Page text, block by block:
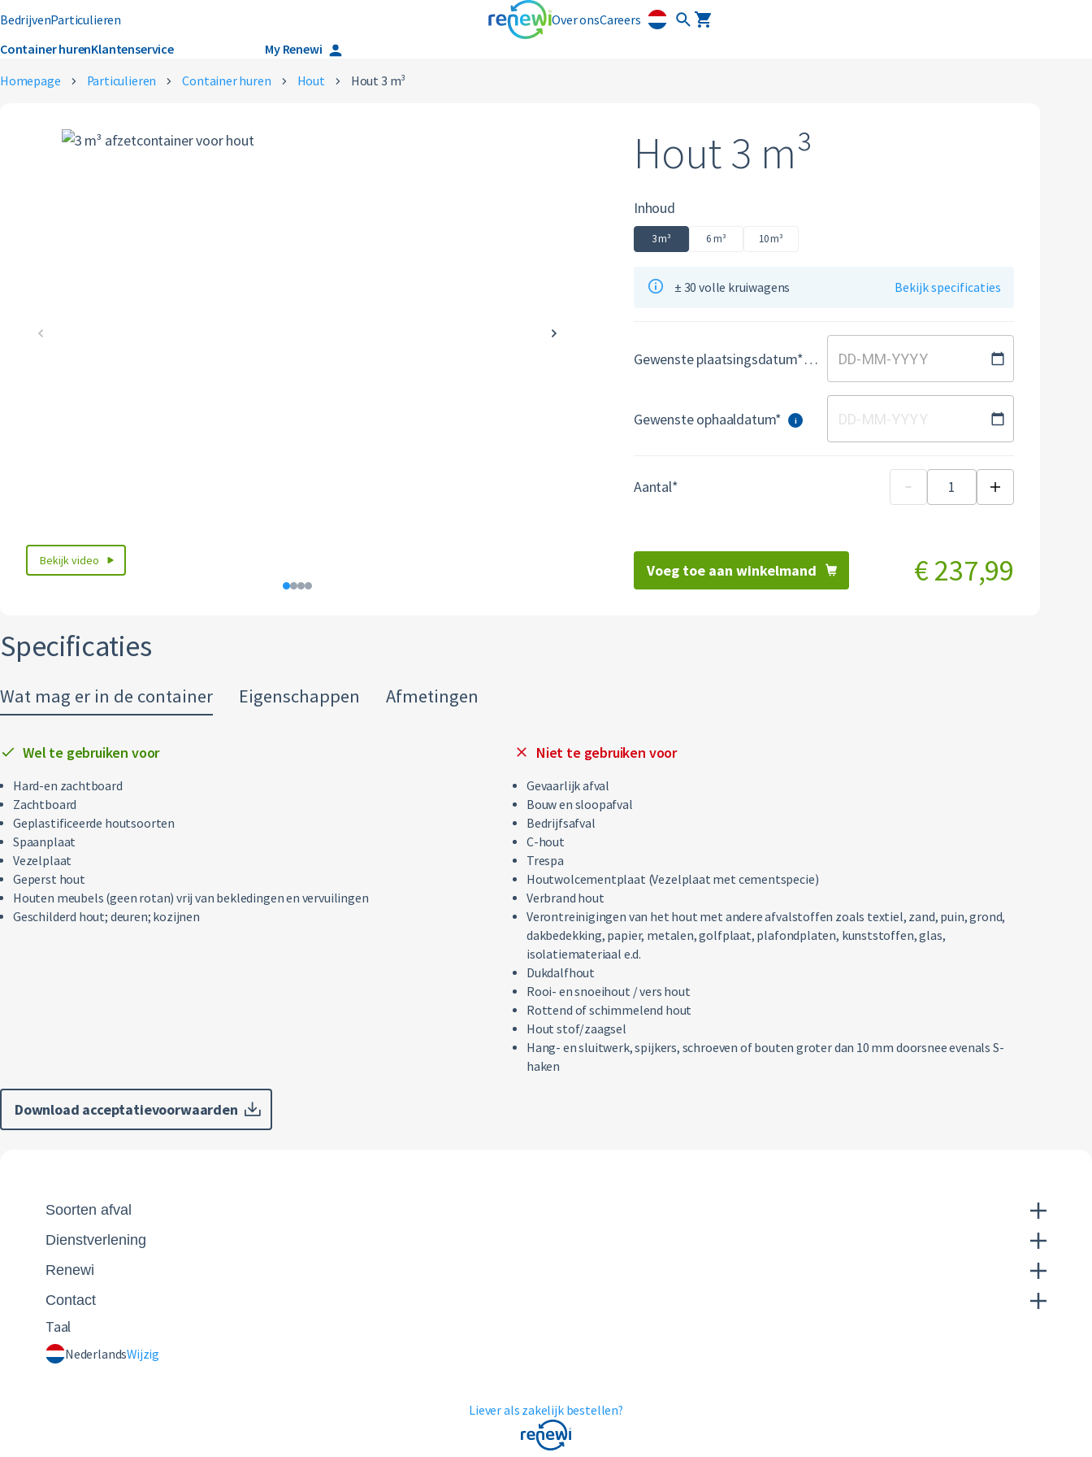
BedrijvenParticulieren Over onsCareers
Container hurenKlantenservice My Renewi
Over ons
Homepage Particulieren Container huren Hout Hout 3 m³
Hout 3 m³
Bekijk video
Inhoud
3 m³ 6 m³ 10 m³
± 30 volle kruiwagens Bekijk specificaties
Gewenste plaatsingsdatum* DD-MM-YYYY
Gewenste ophaaldatum* i DD-MM-YYYY
Aantal*
Voeg toe aan winkelmand € 237,99
Specificaties
Wat mag er in de container Eigenschappen Afmetingen
Wel te gebruiken voor
Hard-en zachtboard
Zachtboard
Geplastificeerde houtsoorten
Spaanplaat
Vezelplaat
Geperst hout
Houten meubels (geen rotan) vrij van bekledingen en vervuilingen
Geschilderd hout; deuren; kozijnen
Niet te gebruiken voor
Gevaarlijk afval
Bouw en sloopafval
Bedrijfsafval
C-hout
Trespa
Houtwolcementplaat (Vezelplaat met cementspecie)
Verbrand hout
Verontreinigingen van het hout met andere afvalstoffen zoals textiel, zand, puin, grond,
dakbedekking, papier, metalen, golfplaat, plafondplaten, kunststoffen, glas,
isolatiemateriaal e.d.
Dukdalfhout
Rooi- en snoeihout / vers hout
Rottend of schimmelend hout
Hout stof/zaagsel
Hang- en sluitwerk, spijkers, schroeven of bouten groter dan 10 mm doorsnee evenals S-
haken
Download acceptatievoorwaarden
Soorten afval
Dienstverlening
Renewi
Contact
Taal
NederlandsWijzig
Liever als zakelijk bestellen?